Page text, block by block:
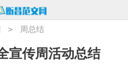
> 周总结
宣传周活动总结